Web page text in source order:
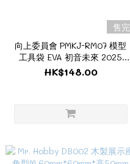
售完
向上委員會 PMKJ-RM07 模型
工具袋 EVA 初音未來 2025
Ver.
HK$148.00